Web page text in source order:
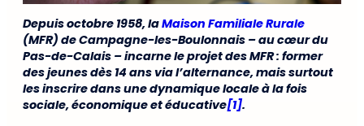
Depuis octobre 1958, laMaison Familiale Rurale
(MFR) de Campagne-les-Boulonnais – au cœur du
Pas-de-Calais – incarne le projet des MFR : former
des jeunes dès 14 ans via l’alternance, mais surtout
les inscrire dans une dynamique locale à la fois
sociale, économique et éducative[1].